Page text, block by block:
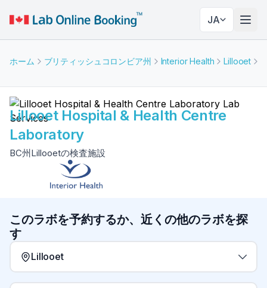
JA
ナビ
ホーム ブリティッシュコロンビア州 Interior Health Lillooet
Lillooet Hospital & Health Centre
Laboratory
BC州Lillooetの検査施設
このラボを予約するか、近くの他のラボを探
す
Lillooet